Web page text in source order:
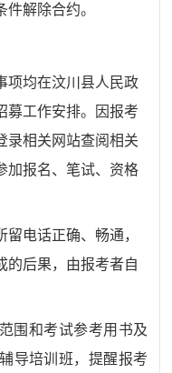
解除合约。
项均在汶川县人民政
募工作安排。因报考
录相关网站查阅相关
加报名、笔试、资格
留电话正确、畅通，
的后果，由报考者自
围和考试参考用书及
导培训班，提醒报考